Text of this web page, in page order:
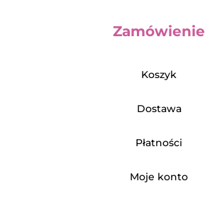
Zamówienie
Koszyk
Dostawa
Płatności
Moje konto